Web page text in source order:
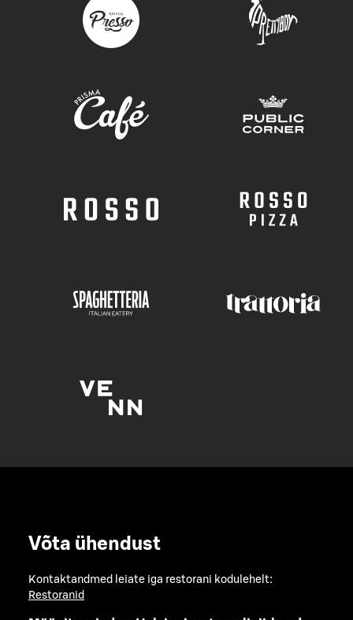
Võta ühendust
Kontaktandmed leiate iga restorani kodulehelt:
Restoranid